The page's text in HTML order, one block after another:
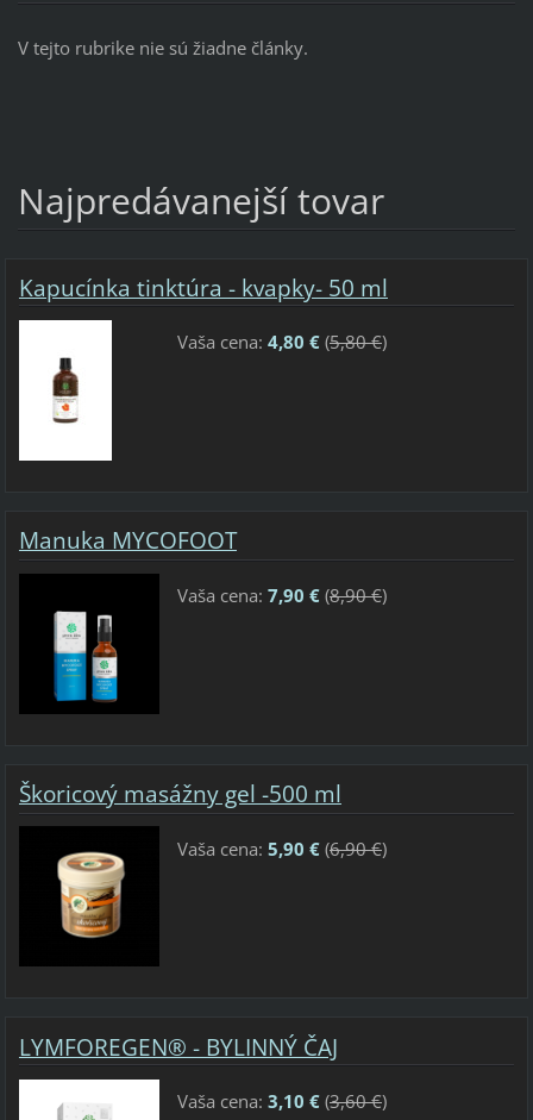
V tejto rubrike nie sú žiadne články.
Najpredávanejší tovar
Kapucínka tinktúra - kvapky- 50 ml
Vaša cena: 4,80 €(5,80 €)
Manuka MYCOFOOT
Vaša cena: 7,90 €(8,90 €)
Škoricový masážny gel -500 ml
Vaša cena: 5,90 €(6,90 €)
LYMFOREGEN® - BYLINNÝ ČAJ
Vaša cena: 3,10 €(3,60 €)